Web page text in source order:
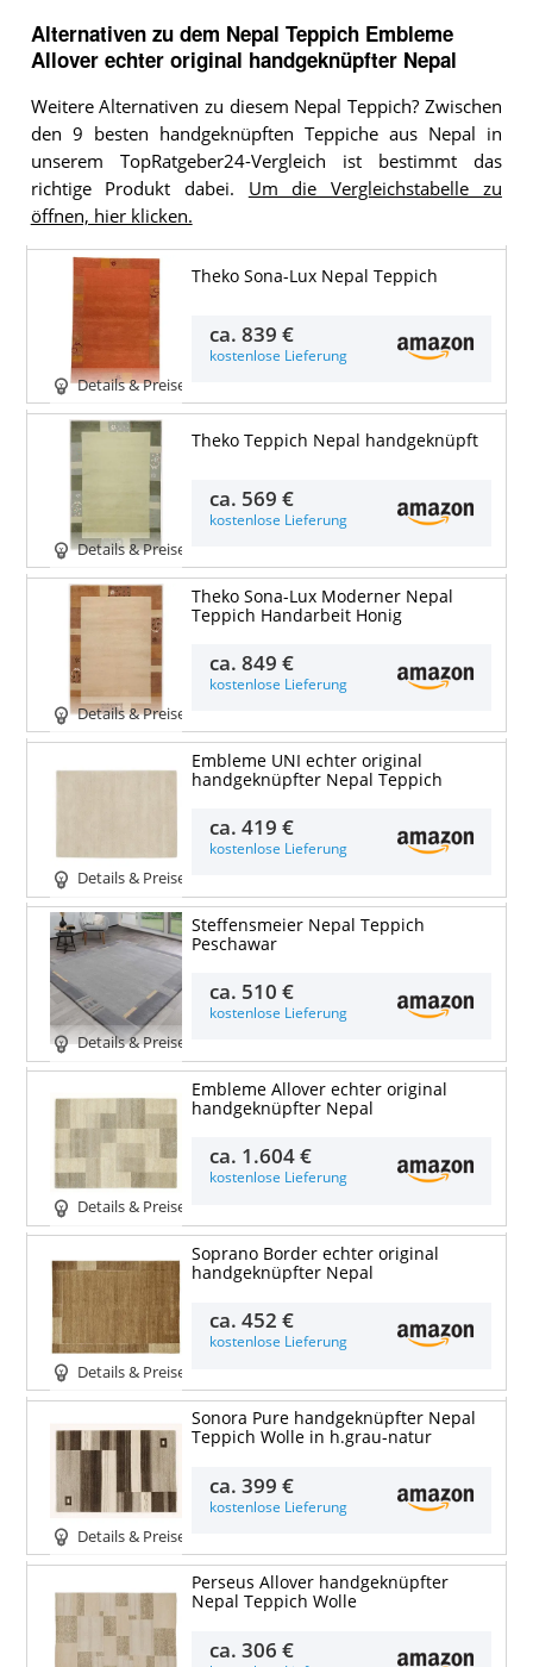
Alternativen zu dem Nepal Teppich Embleme
Allover echter original handgeknüpfter Nepal
Weitere Alternativen zu diesem Nepal Teppich? Zwischen
den 9 besten handgeknüpften Teppiche aus Nepal in
unserem TopRatgeber24-Vergleich ist bestimmt das
richtige Produkt dabei. Um die Vergleichstabelle zu
öffnen, hier klicken.
Details & Preise
Theko Sona-Lux Nepal Teppich
ca.839 €
kostenlose Lieferung
Details & Preise
Theko Teppich Nepal handgeknüpft
ca. 569 €
kostenlose Lieferung
Details & Preise
Theko Sona-Lux Moderner Nepal
Teppich Handarbeit Honig
ca.849 €
kostenlose Lieferung
Details & Preise
Embleme UNI echter original
handgeknüpfter Nepal Teppich
ca.419 €
kostenlose Lieferung
Details & Preise
Steffensmeier Nepal Teppich
Peschawar
ca. 510 €
kostenlose Lieferung
Details & Preise
Embleme Allover echter original
handgeknüpfter Nepal
ca. 1.604 €
kostenlose Lieferung
Details & Preise
Soprano Border echter original
handgeknüpfter Nepal
ca.452 €
kostenlose Lieferung
Details & Preise
Sonora Pure handgeknüpfter Nepal
Teppich Wolle in h.grau-natur
ca.399 €
kostenlose Lieferung
Perseus Allover handgeknüpfter
Nepal Teppich Wolle
ca.306 €